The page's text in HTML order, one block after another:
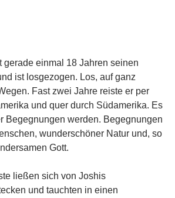
gerade einmal 18 Jahren seinen
ist losgezogen. Los, auf ganz
Fast zwei Jahre reiste er per
und quer durch Südamerika. Es
Begegnungen werden. Begegnungen
wunderschöner Natur und, so
Gott.
ließen sich von Joshis
und tauchten in einen